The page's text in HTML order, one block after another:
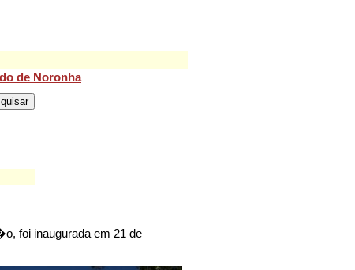
de Noronha
foi inaugurada em 21 de